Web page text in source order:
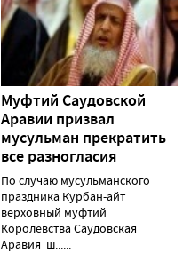
Муфтий Саудовской
Аравии призвал
мусульман прекратить
все разногласия
По случаю мусульманского
праздника Курбан-айт
верховный муфтий
Королевства Саудовская
Аравия ш......